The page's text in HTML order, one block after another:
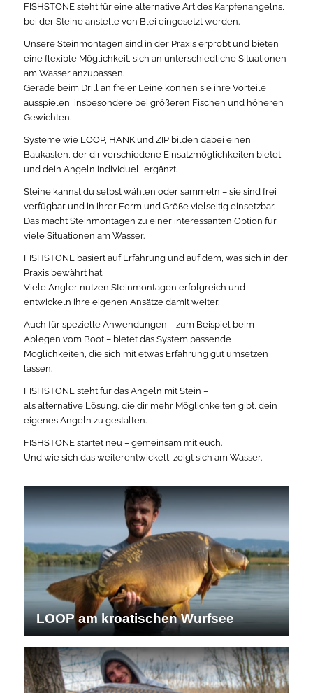
FISHSTONE steht für eine alternative Art des Karpfenangelns,
bei der Steine anstelle von Blei eingesetzt werden.
Unsere Steinmontagen sind in der Praxis erprobt und bieten
eine flexible Möglichkeit, sich an unterschiedliche Situationen
am Wasser anzupassen.
Gerade beim Drill an freier Leine können sie ihre Vorteile
ausspielen, insbesondere bei größeren Fischen und höheren
Gewichten.
Systeme wie LOOP, HANK und ZIP bilden dabei einen
Baukasten, der dir verschiedene Einsatzmöglichkeiten bietet
und dein Angeln individuell ergänzt.
Steine kannst du selbst wählen oder sammeln – sie sind frei
verfügbar und in ihrer Form und Größe vielseitig einsetzbar.
Das macht Steinmontagen zu einer interessanten Option für
viele Situationen am Wasser.
FISHSTONE basiert auf Erfahrung und auf dem, was sich in der
Praxis bewährt hat.
Viele Angler nutzen Steinmontagen erfolgreich und
entwickeln ihre eigenen Ansätze damit weiter.
Auch für spezielle Anwendungen – zum Beispiel beim
Ablegen vom Boot – bietet das System passende
Möglichkeiten, die sich mit etwas Erfahrung gut umsetzen
lassen.
FISHSTONE steht für das Angeln mit Stein –
als alternative Lösung, die dir mehr Möglichkeiten gibt, dein
eigenes Angeln zu gestalten.
FISHSTONE startet neu – gemeinsam mit euch.
Und wie sich das weiterentwickelt, zeigt sich am Wasser.
LOOP am kroatischen Wurfsee